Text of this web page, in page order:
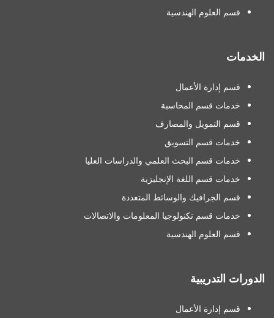
قسم العلوم الهندسية
الخدمات
قسم إدارة الأعمال
خدمات قسم المحاسبة
قسم التمويل والمصارف
خدمات قسم التسويق
خدمات قسم البحث العلمي والدراسات العليا
خدمات قسم اللغة الإنجليزية
قسم الجرافيك والوسائط المتعددة
خدمات قسم تكنولوجيا المعلومات والاتصالات
قسم العلوم الهندسية
الدورات التدريبية
قسم إدارة الأعمال